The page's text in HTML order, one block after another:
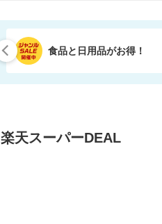
食品と日用品がお得！
楽天スーパーDEAL